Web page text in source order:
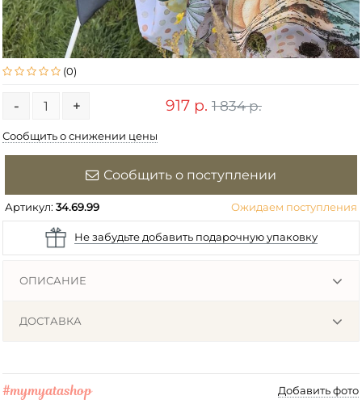
(0)
- + 917 р. 1 834 р.
Сообщить о снижении цены
Сообщить о поступлении
Артикул:34.69.99 Ожидаем поступления
Не забудьте добавить подарочную упаковку
ОПИСАНИЕ
ДОСТАВКА
#mymyatashop Добавить фото